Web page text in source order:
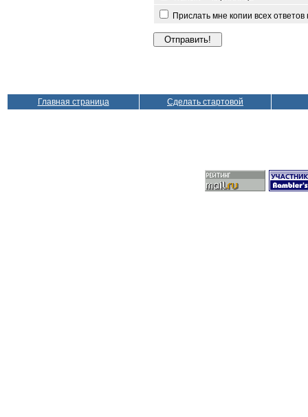
Прислать мне копии всех
Главная страница Сделать стартовой